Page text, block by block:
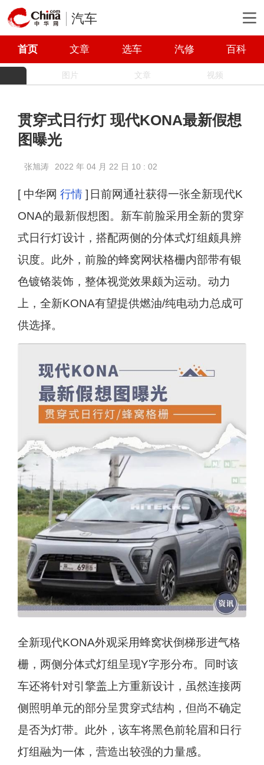
汽车
首页 文章 选车 汽修 百科
图片 文章 视频
贯穿式日行灯 现代KONA最新假想
图曝光
张旭涛 2022 年 04 月 22 日 10 : 02
[ 中华网 行情] 日前网通社获得一张全新现代K
ONA的最新假想图。新车前脸采用全新的贯穿
式日行灯设计，搭配两侧的分体式灯组颇具辨
识度。此外，前脸的蜂窝网状格栅内部带有银
色镀铬装饰，整体视觉效果颇为运动。动力
上，全新KONA有望提供燃油/纯电动力总成可
供选择。
全新现代KONA外观采用蜂窝状倒梯形进气格
栅，两侧分体式灯组呈现Y字形分布。同时该
车还将针对引擎盖上方重新设计，虽然连接两
侧照明单元的部分呈贯穿式结构，但尚不确定
是否为灯带。此外，该车将黑色前轮眉和日行
灯组融为一体，营造出较强的力量感。